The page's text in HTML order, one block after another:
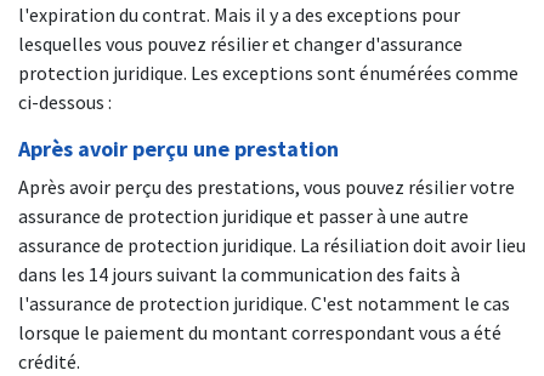
l'expiration du contrat. Mais il y a des exceptions pour
lesquelles vous pouvez résilier et changer d'assurance
protection juridique. Les exceptions sont énumérées comme
ci-dessous :
Après avoir perçu une prestation
Après avoir perçu des prestations, vous pouvez résilier votre
assurance de protection juridique et passer à une autre
assurance de protection juridique. La résiliation doit avoir lieu
dans les 14 jours suivant la communication des faits à
l'assurance de protection juridique. C'est notamment le cas
lorsque le paiement du montant correspondant vous a été
crédité.